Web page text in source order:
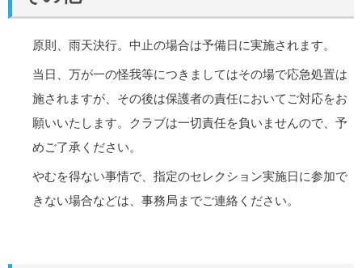
原則、雨天決行。中止の場合は予備日に実施されます。
当日、万が一の怪我等につきましてはその場で応急処置は
施されますが、その後は保護者の責任においてご対応をお
願いいたします。クラブは一切責任を負いませんので、予
めご了承ください。
やむを得ない事情で、指定のセレクション実施日に参加で
きない場合などは、事務局までご連絡ください。